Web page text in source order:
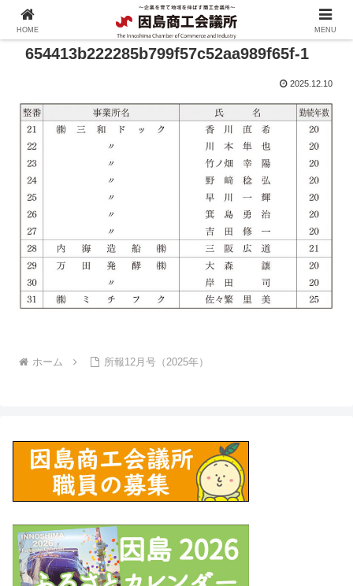
654413b222285b799f57c52aa989f65f-1
2025.12.10
ホーム 所報12月号（2025年）
HOME MENU